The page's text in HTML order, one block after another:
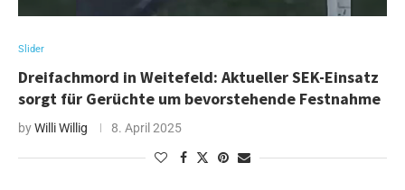
Slider
Dreifachmord in Weitefeld: Aktueller SEK-Einsatz
sorgt für Gerüchte um bevorstehende Festnahme
byWilli Willig 8. April 2025